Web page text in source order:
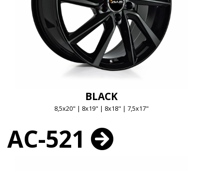
BLACK
8,5x20" | 8x19" | 8x18" | 7,5x17"
AC-521